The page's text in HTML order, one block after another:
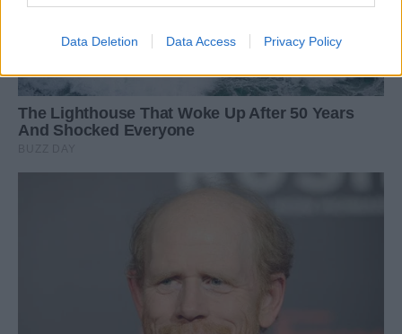
Data Deletion Data Access Privacy Policy